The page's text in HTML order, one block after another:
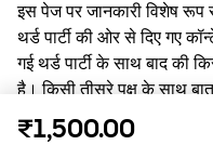
इस पेज पर जानकारी विशेष रूप से
थर्ड पार्टी की ओर से दिए गए
गई थर्ड पार्टी के साथ बाद की
है। किसी तीसरे पक्ष के साथ
समझौता करते हैं, जिसमें Uber
₹1,500.00